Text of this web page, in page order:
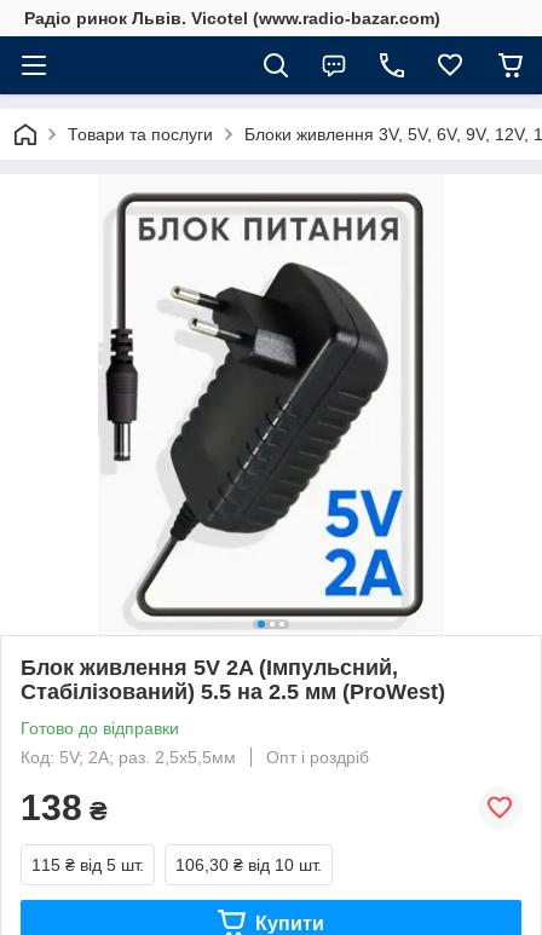
Радіо ринок Львів. Vicotel (www.radio-bazar.com)
Товари та послуги Блоки живлення 3V, 5V, 6V, 9V, 12V,
Блок живлення 5V 2A (Імпульсний,
Стабілізований) 5.5 на 2.5 мм (ProWest)
Готово до відправки
Код: 5V; 2А; раз. 2,5х5,5мм
Опт і роздріб
138 ₴
115 ₴ від 5 шт. 106,30 ₴ від 10 шт.
Купити